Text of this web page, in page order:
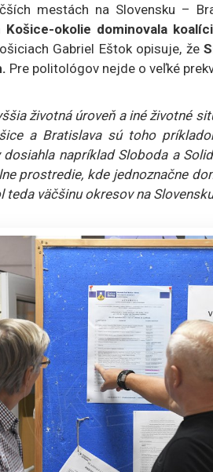
mestách na Slovensku –
okolie dominovala
Gabriel Eštok opisuje, že
Pre politológov nejde o veľké
životná úroveň a iné životné
a Bratislava sú toho
napríklad Sloboda a
prostredie, kde jednoznačne
väčšinu okresov na